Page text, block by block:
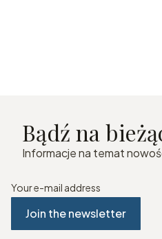
Bądź na
Informacje na temat
Your e-mail address
Join the newsletter